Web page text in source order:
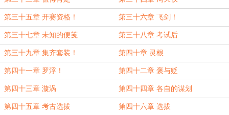
第三十五章 开赛资格！ 第三十六章 飞剑！
第三十七章 未知的便笺 第三十八章 考试后
第三十九章 集齐套装！ 第四十章 灵根
第四十一章 罗浮！ 第四十二章 褒与贬
第四十三章 漩涡 第四十四章 各自的谋划
第四十五章 考古选拔 第四十六章 选拔